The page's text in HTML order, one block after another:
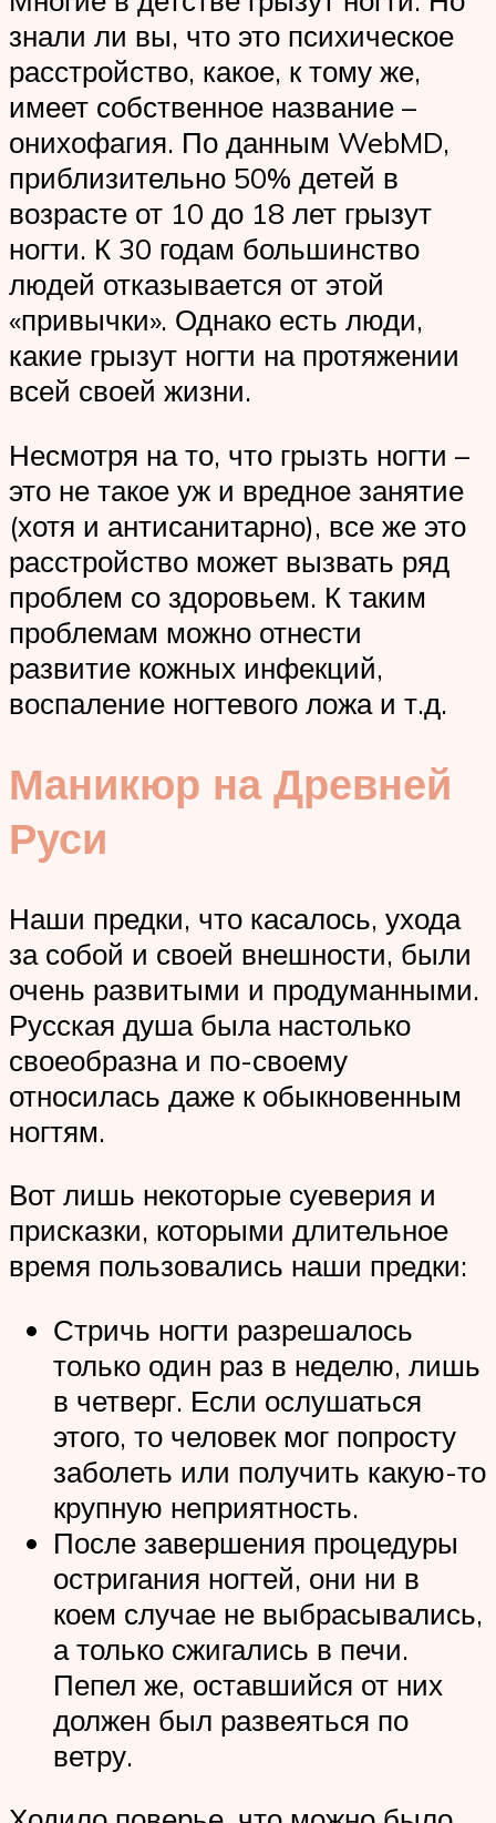
знали ли вы, что это психическое
расстройство, какое, к тому же,
имеет собственное название –
онихофагия. По данным WebMD,
приблизительно 50% детей в
возрасте от 10 до 18 лет грызут
ногти. К 30 годам большинство
людей отказывается от этой
«привычки». Однако есть люди,
какие грызут ногти на протяжении
всей своей жизни.
Несмотря на то, что грызть ногти –
это не такое уж и вредное занятие
(хотя и антисанитарно), все же это
расстройство может вызвать ряд
проблем со здоровьем. К таким
проблемам можно отнести
развитие кожных инфекций,
воспаление ногтевого ложа и т.д.
Маникюр на Древней
Руси
Наши предки, что касалось, ухода
за собой и своей внешности, были
очень развитыми и продуманными.
Русская душа была настолько
своеобразна и по-своему
относилась даже к обыкновенным
ногтям.
Вот лишь некоторые суеверия и
присказки, которыми длительное
время пользовались наши предки:
Стричь ногти разрешалось
только один раз в неделю, лишь
в четверг. Если ослушаться
этого, то человек мог попросту
заболеть или получить какую-то
крупную неприятность.
После завершения процедуры
остригания ногтей, они ни в
коем случае не выбрасывались,
а только сжигались в печи.
Пепел же, оставшийся от них
должен был развеяться по
ветру.